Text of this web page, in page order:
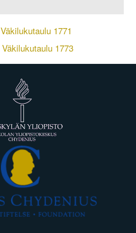
Väkilukutaulu 1771
Väkilukutaulu 1773